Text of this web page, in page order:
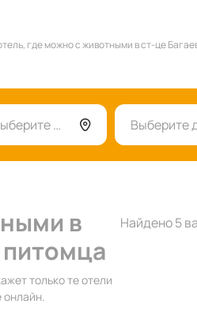
где можно с животными в ст-це
Выберите город Выберите
в
питомца
только те отели
онлайн.
Найдено 5